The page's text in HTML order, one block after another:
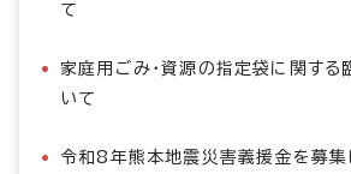
て
家庭用ごみ・資源の指定袋に関する
いて
令和8年熊本地震災害義援金を募集